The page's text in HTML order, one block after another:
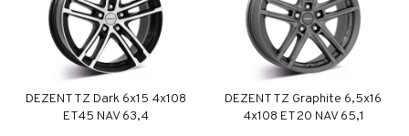
DEZENT TZ Dark 6x15 4x108
ET45 NAV 63,4
DEZENT TZ Graphite 6,5x16
4x108 ET20 NAV 65,1